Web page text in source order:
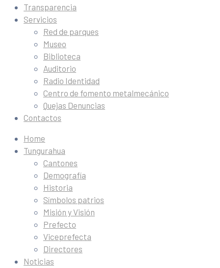
Transparencia
Servicios
Red de parques
Museo
Biblioteca
Auditorio
Radio Identidad
Centro de fomento metalmecánico
Quejas Denuncias
Contactos
Home
Tungurahua
Cantones
Demografía
Historia
Símbolos patrios
Misión y Visión
Prefecto
Viceprefecta
Directores
Noticias